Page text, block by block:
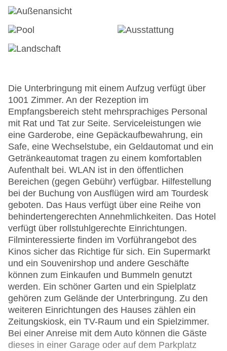
Die Unterbringung mit einem Aufzug verfügt über
1001 Zimmer. An der Rezeption im
Empfangsbereich steht mehrsprachiges Personal
mit Rat und Tat zur Seite. Serviceleistungen wie
eine Garderobe, eine Gepäckaufbewahrung, ein
Safe, eine Wechselstube, ein Geldautomat und ein
Getränkeautomat tragen zu einem komfortablen
Aufenthalt bei. WLAN ist in den öffentlichen
Bereichen (gegen Gebühr) verfügbar. Hilfestellung
bei der Buchung von Ausflügen wird am Tourdesk
geboten. Das Haus verfügt über eine Reihe von
behindertengerechten Annehmlichkeiten. Das Hotel
verfügt über rollstuhlgerechte Einrichtungen.
Filminteressierte finden im Vorführangebot des
Kinos sicher das Richtige für sich. Ein Supermarkt
und ein Souvenirshop und andere Geschäfte
können zum Einkaufen und Bummeln genutzt
werden. Ein schöner Garten und ein Spielplatz
gehören zum Gelände der Unterbringung. Zu den
weiteren Einrichtungen des Hauses zählen ein
Zeitungskiosk, ein TV-Raum und ein Spielzimmer.
Bei einer Anreise mit dem Auto können die Gäste
dieses in einer Garage oder auf dem Parkplatz